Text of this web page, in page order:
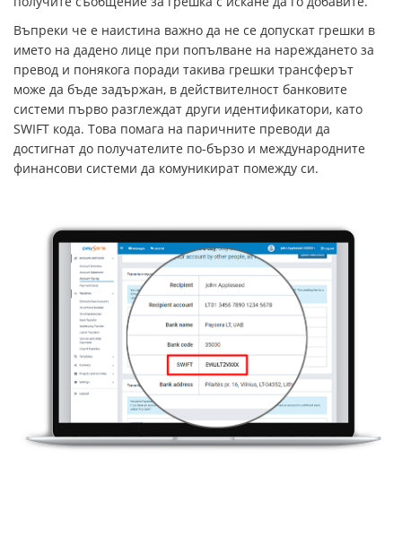
Въпреки че е наистина важно да не се допускат грешки в
името на дадено лице при попълване на нареждането за
превод и понякога поради такива грешки трансферът
може да бъде задържан, в действителност банковите
системи първо разглеждат други идентификатори, като
SWIFT кода. Това помага на паричните преводи да
достигнат до получателите по-бързо и международните
финансови системи да комуникират помежду си.